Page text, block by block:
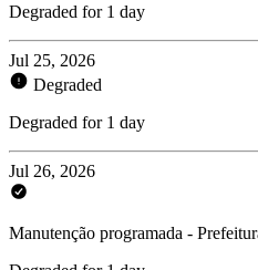
Degraded for 1 day
Jul 25, 2026
Degraded
Degraded for 1 day
Jul 26, 2026
Manutenção programada -